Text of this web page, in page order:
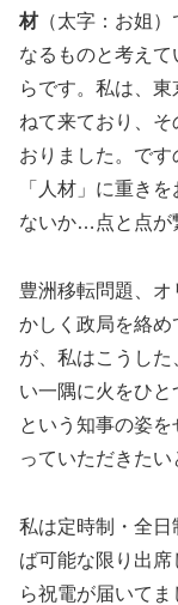
材（太字：お姐）
なるものと考え
らです。私は、
ねて来ており、
おりました。で
「人材」に重き
ないか…点と点が
豊洲移転問題、
かしく政局を絡
が、私はこうし
い一隅に火をひと
という知事の姿
っていただきたい
私は定時制・全日
ば可能な限り出
ら祝電が届いて